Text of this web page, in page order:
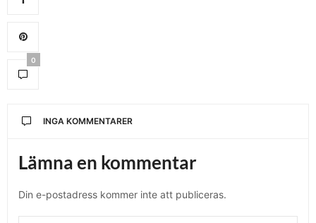
0
INGA KOMMENTARER
Lämna en kommentar
Din e-postadress kommer inte att publiceras.